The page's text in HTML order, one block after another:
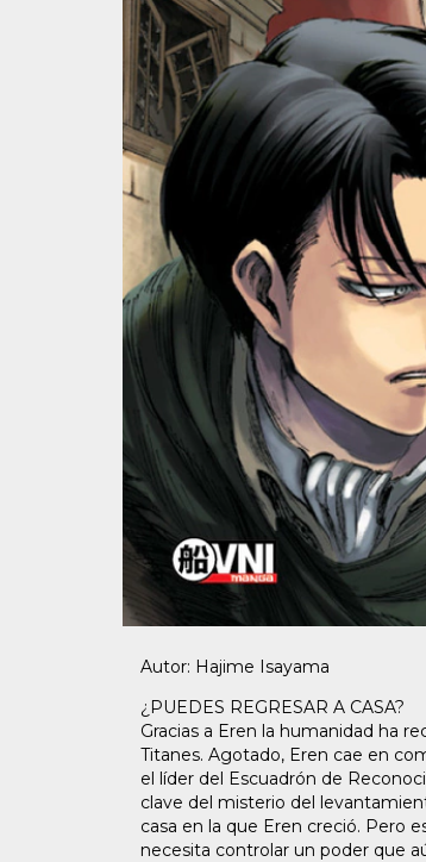
Autor: Hajime Isayama
¿PUEDES REGRESAR A CASA?
Gracias a Eren la humanidad ha
Titanes. Agotado, Eren cae en
el líder del Escuadrón de
clave del misterio del
casa en la que Eren creció. Pero
necesita controlar un poder que